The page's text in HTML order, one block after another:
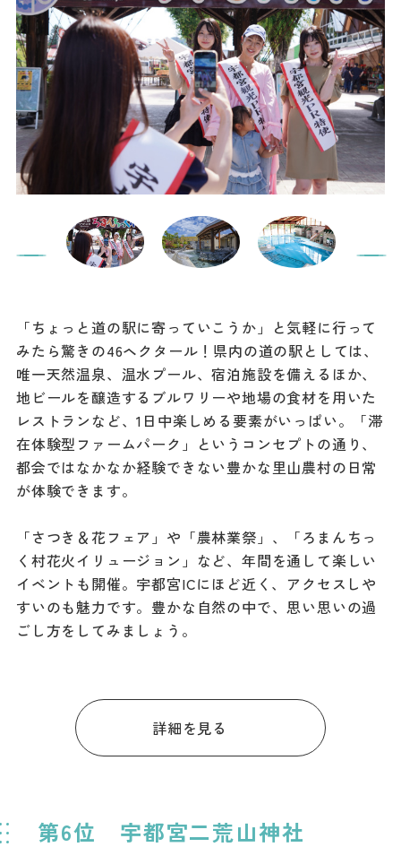
「ちょっと道の駅に寄っていこうか」と気軽に行って
みたら驚きの46ヘクタール！県内の道の駅としては、
唯一天然温泉、温水プール、宿泊施設を備えるほか、
地ビールを醸造するブルワリーや地場の食材を用いた
レストランなど、1日中楽しめる要素がいっぱい。「滞
在体験型ファームパーク」というコンセプトの通り、
都会ではなかなか経験できない豊かな里山農村の日常
が体験できます。
「さつき＆花フェア」や「農林業祭」、「ろまんちっ
く村花火イリュージョン」など、年間を通して楽しい
イベントも開催。宇都宮ICにほど近く、アクセスしや
すいのも魅力です。豊かな自然の中で、思い思いの過
ごし方をしてみましょう。
詳細を見る
第6位 宇都宮二荒山神社